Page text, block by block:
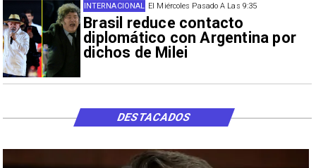
El Miércoles Pasado A Las 9:35
Brasil reduce contacto
diplomático con Argentina por
dichos de Milei
INTERNACIONAL
DESTACADOS